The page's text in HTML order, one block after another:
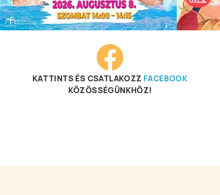
KATTINTS ÉS CSATLAKOZZ FACEBOOK
KÖZÖSSÉGÜNKHÖZ!